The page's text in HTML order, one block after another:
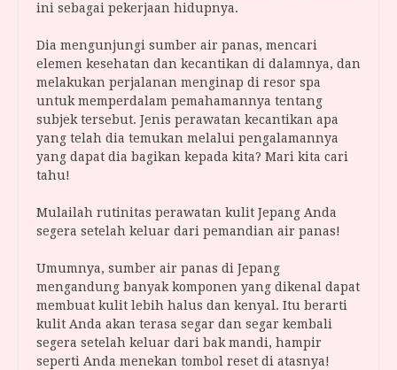
ini sebagai pekerjaan hidupnya.
Dia mengunjungi sumber air panas, mencari
elemen kesehatan dan kecantikan di dalamnya, dan
melakukan perjalanan menginap di resor spa
untuk memperdalam pemahamannya tentang
subjek tersebut. Jenis perawatan kecantikan apa
yang telah dia temukan melalui pengalamannya
yang dapat dia bagikan kepada kita? Mari kita cari
tahu!
Mulailah rutinitas perawatan kulit Jepang Anda
segera setelah keluar dari pemandian air panas!
Umumnya, sumber air panas di Jepang
mengandung banyak komponen yang dikenal dapat
membuat kulit lebih halus dan kenyal. Itu berarti
kulit Anda akan terasa segar dan segar kembali
segera setelah keluar dari bak mandi, hampir
seperti Anda menekan tombol reset di atasnya!